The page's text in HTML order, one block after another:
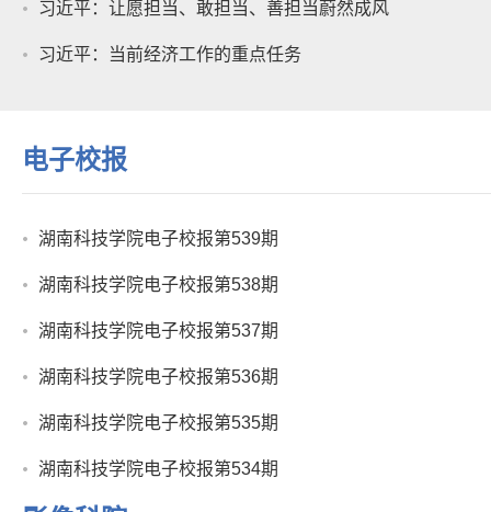
湖南科技学院电子校报第537期
湖南科技学院电子校报第536期
湖南科技学院电子校报第534期
启航！学校举行2024级新生开...